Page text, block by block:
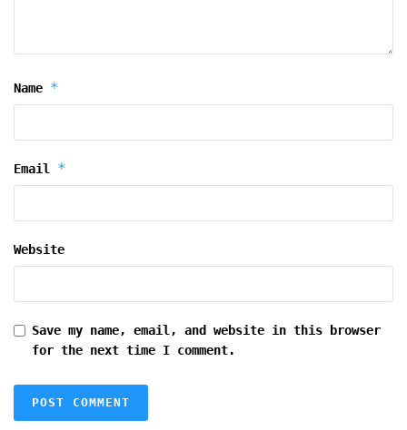
Name *
Email *
Website
Save my name, email, and website in this browser
for the next time I comment.